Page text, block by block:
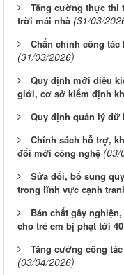
Tăng cường thực thi
trời mái nhà (31/03/
Chấn chỉnh công
(31/03/2026)
Quy định mới điều
giới, cơ sở kiểm định
Quy định quản lý dữ
Chính sách hỗ trợ,
đổi mới công nghệ (03/
Sửa đổi, bổ sung
trong lĩnh vực cạnh
Bán chất gây
cho trẻ em bị phạt tới
Tăng cường công
(03/04/2026)